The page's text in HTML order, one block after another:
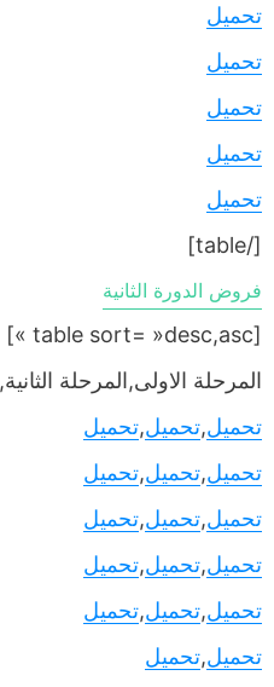
تحميل
تحميل
تحميل
تحميل
تحميل
[/table]
فروض الدورة الثانية
[table sort= »desc,asc »]
المرحلة الاولى,المرحلة
تحميل,تحميل,تحميل
تحميل,تحميل,تحميل
تحميل,تحميل,تحميل
تحميل,تحميل,تحميل
تحميل,تحميل,تحميل
تحميل,تحميل